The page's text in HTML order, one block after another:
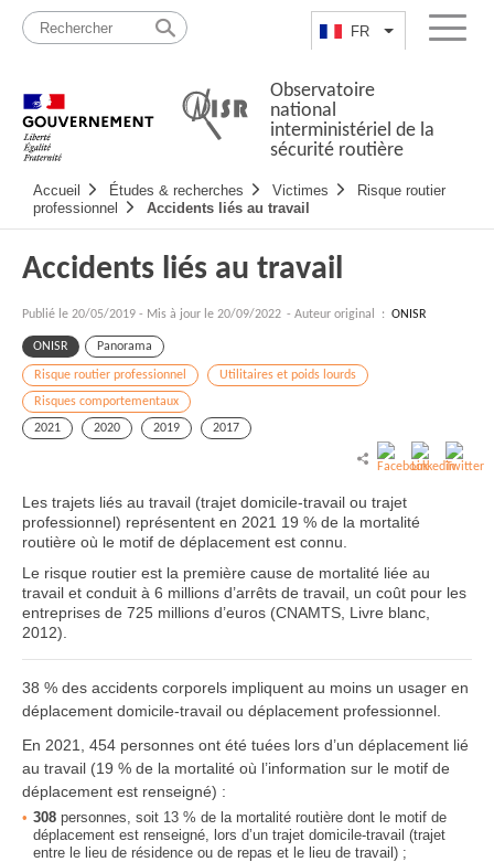
Passer
contenu
FR Lister lesMenu
Observatoire
national
interministériel de la
sécurité routière
principale
Accueil Études & recherches Victimes
Risque routier
professionnel
Accidents liés au travail
Accidents liés au travail
Publié le 20/05/2019 - Mis à jour le 20/09/2022 - Auteur original : ONISR
ONISR Panorama
Risque routier professionnel
Utilitaires et poids lourds
Risques comportementaux
2021
2020 2019 2017
Les trajets liés au travail (trajet domicile-travail ou trajet
professionnel) représentent en 2021 19 % de la mortalité
routière où le motif de déplacement est connu.
Le risque routier est la première cause de mortalité liée au
travail et conduit à 6 millions d’arrêts de travail, un coût pour les
entreprises de 725 millions d’euros (CNAMTS, Livre blanc,
2012).
38 % des accidents corporels impliquent au moins un usager en
déplacement domicile-travail ou déplacement professionnel.
En 2021, 454 personnes ont été tuées lors d’un déplacement lié
au travail (19 % de la mortalité où l’information sur le motif de
déplacement est renseigné) :
308 personnes, soit 13 % de la mortalité routière dont le motif de
déplacement est renseigné, lors d’un trajet domicile-travail (trajet
entre le lieu de résidence ou de repas et le lieu de travail) ;